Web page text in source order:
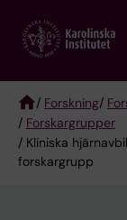
main
Breadcrumb
/ Forskning/
/ Forskargrupper
/ Kliniska
forskargrupp